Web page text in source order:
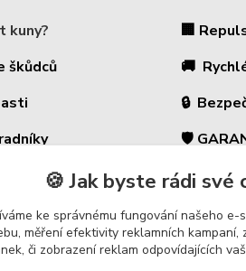
kuny?
škůdců
🏢
🚚
🔒
🛡️
⭐ 180
🇨🇿
🍪 Jak byste rádi své
ke správnému fungování našeho
měření efektivity reklamních
či zobrazení reklam odpovídajících